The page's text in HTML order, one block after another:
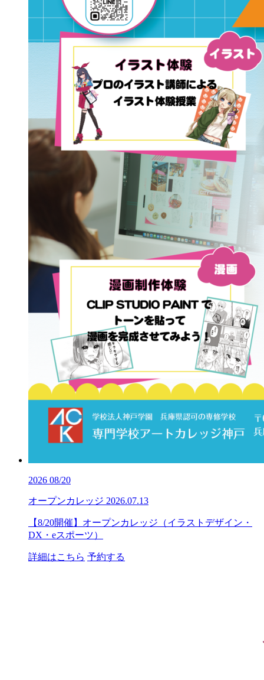
2026 08/20
オープンカレッジ 2026.07.13
【8/20開催】オープンカレッジ（イラストデザイン・
DX・eスポーツ）
詳細はこちら 予約する